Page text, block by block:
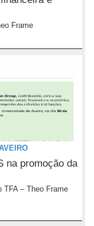
Frame
na promoção da
TFA – Theo Frame